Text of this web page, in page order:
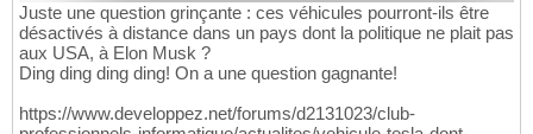
Juste une question grinçante : ces véhicules pourront-ils être
désactivés à distance dans un pays dont la politique ne plait pas
aux USA, à Elon Musk ?
Ding ding ding ding! On a une question gagnante!
https://www.developpez.net/forums/d2131023/club-